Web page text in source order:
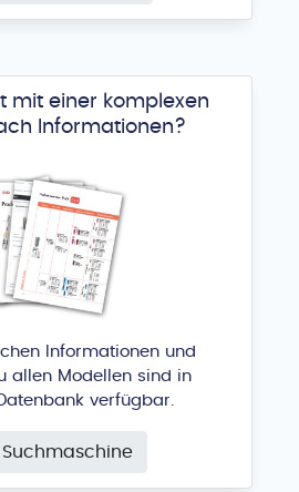
mit einer komplexen
Informationen?
Informationen und
allen Modellen sind in
verfügbar.
Suchmaschine